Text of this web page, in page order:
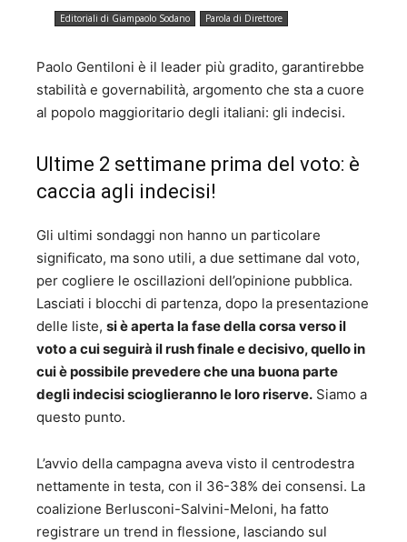
generale di Sacis e l’anno successivo direttore di APC,
direzione acquisti, produzioni e coproduzioni della Rai. Nel
Una breve esperienza dopo della quale da vita ad una
società di consulenza “Comconsulting” con la quale nel
1999 collabora con il fondo B&S Electra per l’acquisizione
della società Eagle Pictures spa di cui diventa presidente.
dell’Unidim (Unione Distributori). Dal 2008 al 2014 è
vicepresidente di “Sitcom Televisione spa”. E’ stato
Presidente di IAA. Sezione italiana (International
bay (Festival internazionale dei cartoni animati) e
Presidente degli Incontri Internazionali di Cinema di
Sorrento. Ha scritto e pubblicato “Le cose possibili”
(Sugarco 1982), “Le coccarde verdemare” (Marsilio 1987),
professione, diventa artigiano dell’olio e nel 1999 acquista
un vecchio frantoio a Vetralla. Come mastro oleario si
impegna nell’attività associativa assumendo l’incarico
prima di vicepresidente e poi direttore dell’Associazione
Italiana Frantoiani Oleari (AIFO). Con sua moglie Fabrizia
Editoriali di Giampaolo Sodano Parola di Direttore
Paolo Gentiloni è il leader più gradito, garantirebbe
stabilità e governabilità, argomento che sta a cuore
al popolo maggioritario degli italiani: gli indecisi.
Ultime 2 settimane prima del voto: è
caccia agli indecisi!
Gli ultimi sondaggi non hanno un particolare
significato, ma sono utili, a due settimane dal voto,
per cogliere le oscillazioni dell’opinione pubblica.
Lasciati i blocchi di partenza, dopo la presentazione
delle liste, si è aperta la fase della corsa verso il
voto a cui seguirà il rush finale e decisivo, quello in
cui è possibile prevedere che una buona parte
degli indecisi scioglieranno le loro riserve. Siamo a
questo punto.
L’avvio della campagna aveva visto il centrodestra
nettamente in testa, con il 36-38% dei consensi. La
coalizione Berlusconi-Salvini-Meloni, ha fatto
registrare un trend in flessione, lasciando sul